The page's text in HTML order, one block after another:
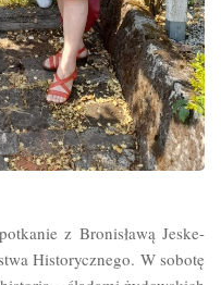
z Bronisławą Jeske-
Historycznego. W sobotę